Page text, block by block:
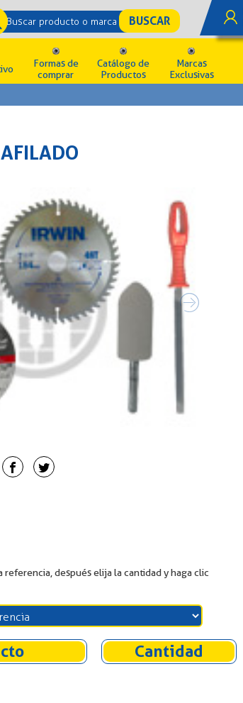
Formas de
comprar
Catálogo de
Productos
Marcas
Exclusivas
después elija la cantidad y haga clic
Cantidad